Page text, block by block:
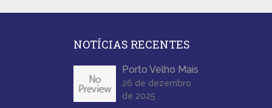
NOTÍCIAS RECENTES
Porto Velho Mais
26 de dezembro
de 2025